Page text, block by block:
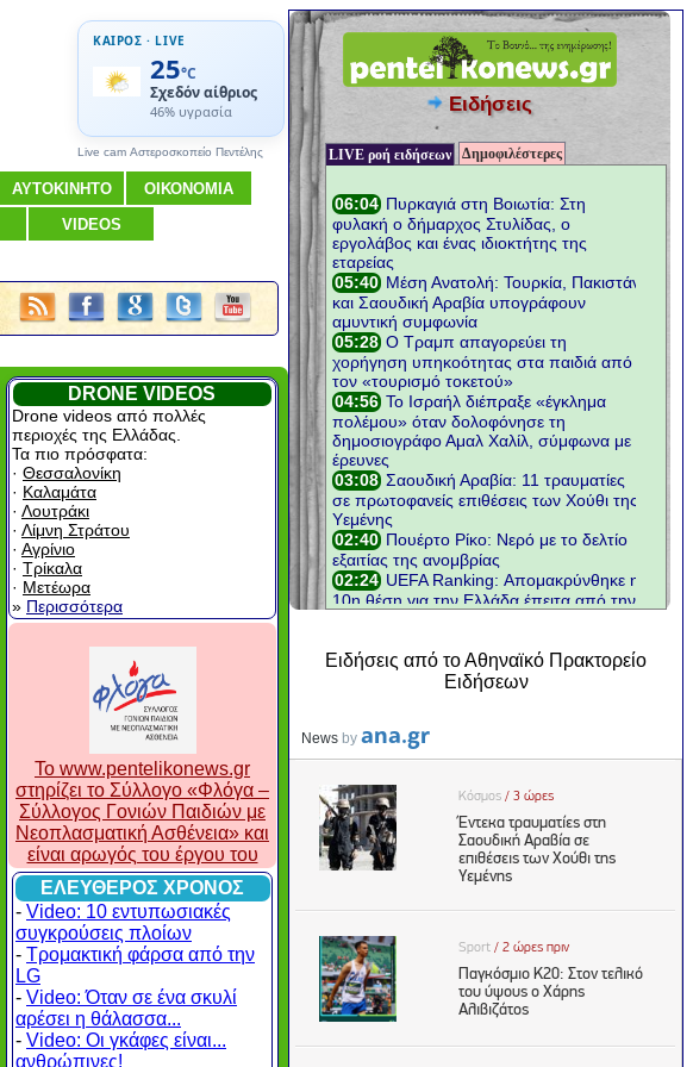
ΚΑΙΡΟΣ · LIVE
25°C
Σχεδόν αίθριος
46% υγρασία
Live cam Αστεροσκοπείο Πεντέλης
ΑΥΤΟΚΙΝΗΤΟ ΟΙΚΟΝΟΜΙΑ
VIDEOS
DRONE VIDEOS
Drone videos από πολλές
περιοχές της Ελλάδας.
Τα πιο πρόσφατα:
· Θεσσαλονίκη
· Καλαμάτα
· Λουτράκι
· Λίμνη Στράτου
· Αγρίνιο
· Τρίκαλα
· Μετέωρα
» Περισσότερα
To www.pentelikonews.gr
στηρίζει το Σύλλογο «Φλόγα –
Σύλλογος Γονιών Παιδιών με
Νεοπλασματική Ασθένεια» και
είναι αρωγός του έργου του
ΕΛΕΥΘΕΡΟΣ ΧΡΟΝΟΣ
- Video: 10 εντυπωσιακές
συγκρούσεις πλοίων
- Τρομακτική φάρσα από την
LG
- Video: Όταν σε ένα σκυλί
αρέσει η θάλασσα...
- Video: Οι γκάφες είναι...
ανθρώπινες!
Ειδήσεις
LIVE ροή ειδήσεων Δημοφιλέστερες
Ειδήσεις από το Αθηναϊκό Πρακτορείο
Ειδήσεων